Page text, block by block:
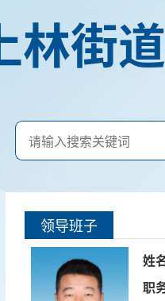
林街
领导班子
姓
职